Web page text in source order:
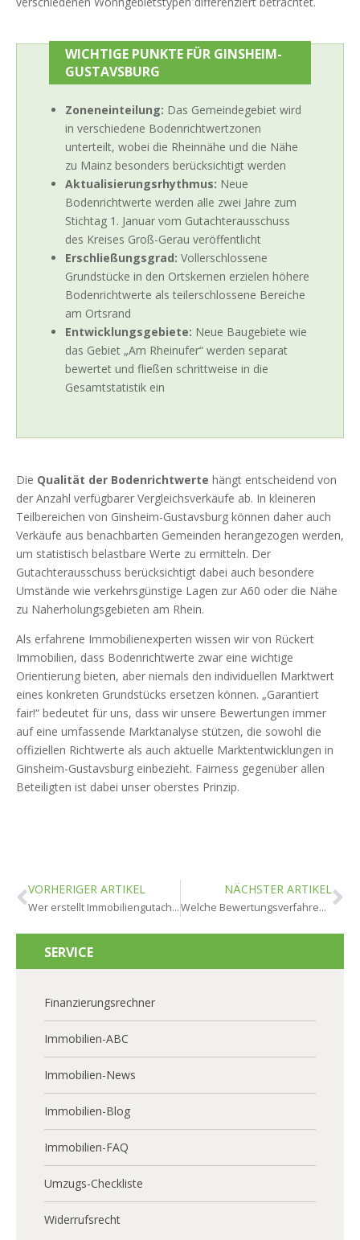
WICHTIGE PUNKTE FÜR GINSHEIM-
GUSTAVSBURG
Zoneneinteilung: Das Gemeindegebiet wird
in verschiedene Bodenrichtwertzonen
unterteilt, wobei die Rheinnähe und die Nähe
zu Mainz besonders berücksichtigt werden
Aktualisierungsrhythmus: Neue
Bodenrichtwerte werden alle zwei Jahre zum
Stichtag 1. Januar vom Gutachterausschuss
des Kreises Groß-Gerau veröffentlicht
Erschließungsgrad: Vollerschlossene
Grundstücke in den Ortskernen erzielen höhere
Bodenrichtwerte als teilerschlossene Bereiche
am Ortsrand
Entwicklungsgebiete: Neue Baugebiete wie
das Gebiet „Am Rheinufer“ werden separat
bewertet und fließen schrittweise in die
Gesamtstatistik ein
Die Qualität der Bodenrichtwerte hängt entscheidend von
der Anzahl verfügbarer Vergleichsverkäufe ab. In kleineren
Teilbereichen von Ginsheim-Gustavsburg können daher auch
Verkäufe aus benachbarten Gemeinden herangezogen werden,
um statistisch belastbare Werte zu ermitteln. Der
Gutachterausschuss berücksichtigt dabei auch besondere
Umstände wie verkehrsgünstige Lagen zur A60 oder die Nähe
zu Naherholungsgebieten am Rhein.
Als erfahrene Immobilienexperten wissen wir von Rückert
Immobilien, dass Bodenrichtwerte zwar eine wichtige
Orientierung bieten, aber niemals den individuellen Marktwert
eines konkreten Grundstücks ersetzen können. „Garantiert
fair!“ bedeutet für uns, dass wir unsere Bewertungen immer
auf eine umfassende Marktanalyse stützen, die sowohl die
offiziellen Richtwerte als auch aktuelle Marktentwicklungen in
Ginsheim-Gustavsburg einbezieht. Fairness gegenüber allen
Beteiligten ist dabei unser oberstes Prinzip.
VORHERIGER ARTIKEL
Wer erstellt Immobiliengutachten in Ginsheim-Gustavsburg?
NÄCHSTER ARTIKEL
Welche Bewertungsverfahren gibt es in Ginsheim-Gustavsburg?
SERVICE
Finanzierungsrechner
Immobilien-ABC
Immobilien-News
Immobilien-Blog
Immobilien-FAQ
Umzugs-Checkliste
Widerrufsrecht